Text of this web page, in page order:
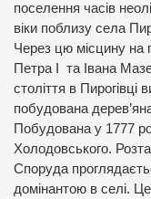
поселення часів
віки поблизу села
Через цю місцину на
Петра І та Івана
століття в
побудована
Побудована у 1777
Холодовського.
Споруда
домінантою в селі.